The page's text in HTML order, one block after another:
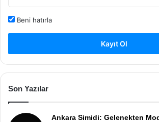
Beni hatırla
Kayıt Ol
Son Yazılar
Ankara Simidi: Gelenekten